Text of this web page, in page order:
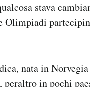
stava
Olimpiadi
nata in
peraltro in pochi